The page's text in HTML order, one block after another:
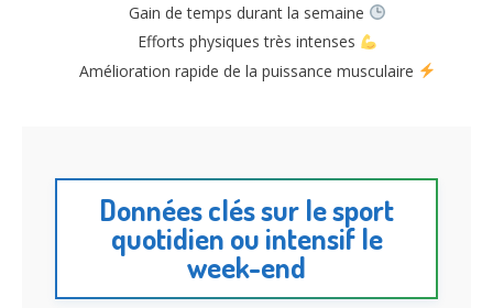
Gain de temps durant la semaine
Efforts physiques très intenses
Amélioration rapide de la puissance musculaire
Données clés sur le sport
quotidien ou intensif le
week-end